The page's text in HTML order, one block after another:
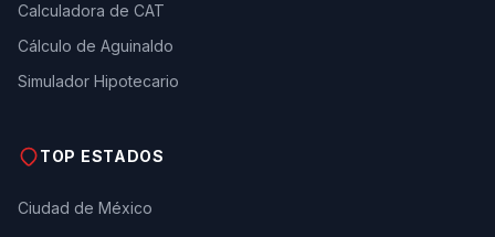
Calculadora de CAT
Cálculo de Aguinaldo
Simulador Hipotecario
TOP ESTADOS
Ciudad de México